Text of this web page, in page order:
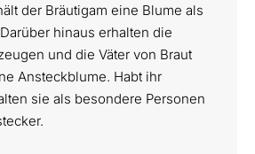
der Bräutigam eine Blume als
hinaus erhalten die
und die Väter von Braut
Ansteckblume. Habt ihr
sie als besondere Personen